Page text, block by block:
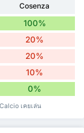
Cosenza
100%
20%
20%
10%
0%
เคยเล่น